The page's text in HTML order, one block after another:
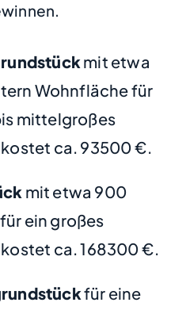
mit etwa
Wohnfläche für
mittelgroßes
ca. 93500 €.
mit etwa 900
ein großes
ca. 168300 €.
für eine